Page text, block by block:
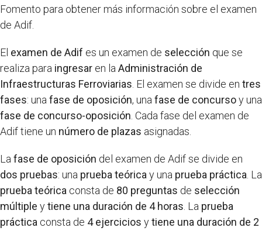
Fomento para obtener más información sobre el examen
de Adif.
El examen de Adif es un examen de selección que se
realiza para ingresar en la Administración de
Infraestructuras Ferroviarias . El examen se divide en tres
fases: una fase de oposición, una fase de concursoy una
fase de concurso-oposición . Cada fase del examen de
Adif tiene un número de plazas asignadas.
La fase de oposición del examen de Adif se divide en
dos pruebas: una prueba teórica y una prueba práctica . La
prueba teórica consta de 80 preguntas de selección
múltiple ytiene una duración de 4 horas . La prueba
práctica consta de 4 ejercicios ytiene una duración de 2